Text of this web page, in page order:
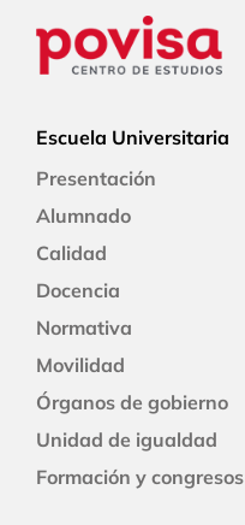
Escuela Universitaria
Presentación
Alumnado
Calidad
Docencia
Normativa
Movilidad
Órganos de gobierno
Unidad de igualdad
Formación y congresos